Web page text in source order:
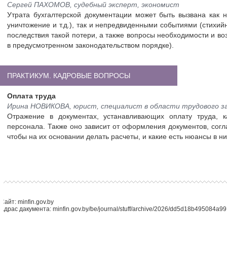
Сергей ПАХОМОВ, судебный эксперт, экономист
Утрата бухгалтерской документации может быть вызвана
уничтожение и т.д.), так и непредвиденными событиями
последствия такой потери, а также вопросы необходимости и
в предусмотренном законодательством порядке).
ПРАКТИКУМ. КАДРОВЫЕ ВОПРОСЫ
Оплата труда
Ирина НОВИКОВА, юрист, специалист в области трудового
Отражение в документах, устанавливающих оплату
персонала. Также оно зависит от оформления документов,
чтобы на их основании делать расчеты, и какие есть нюансы в
Сайт: minfin.gov.by
Адрас дакумента: minfin.gov.by/be/journal/stuff/archive/2026/